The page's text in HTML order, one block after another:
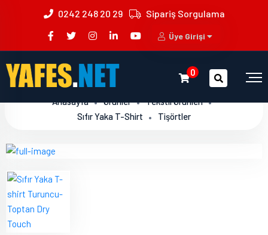
0242 248 20 29 Sipariş Sorgulama
Üye Girişi
0
Anasayfa Ürünler
Tekstil Ürünleri
Sıfır Yaka T-Shirt
Tişörtler